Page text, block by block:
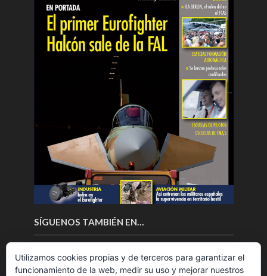
SÍGUENOS TAMBIÉN EN…
Utilizamos cookies propias y de terceros para garantizar el
funcionamiento de la web, medir su uso y mejorar nuestros